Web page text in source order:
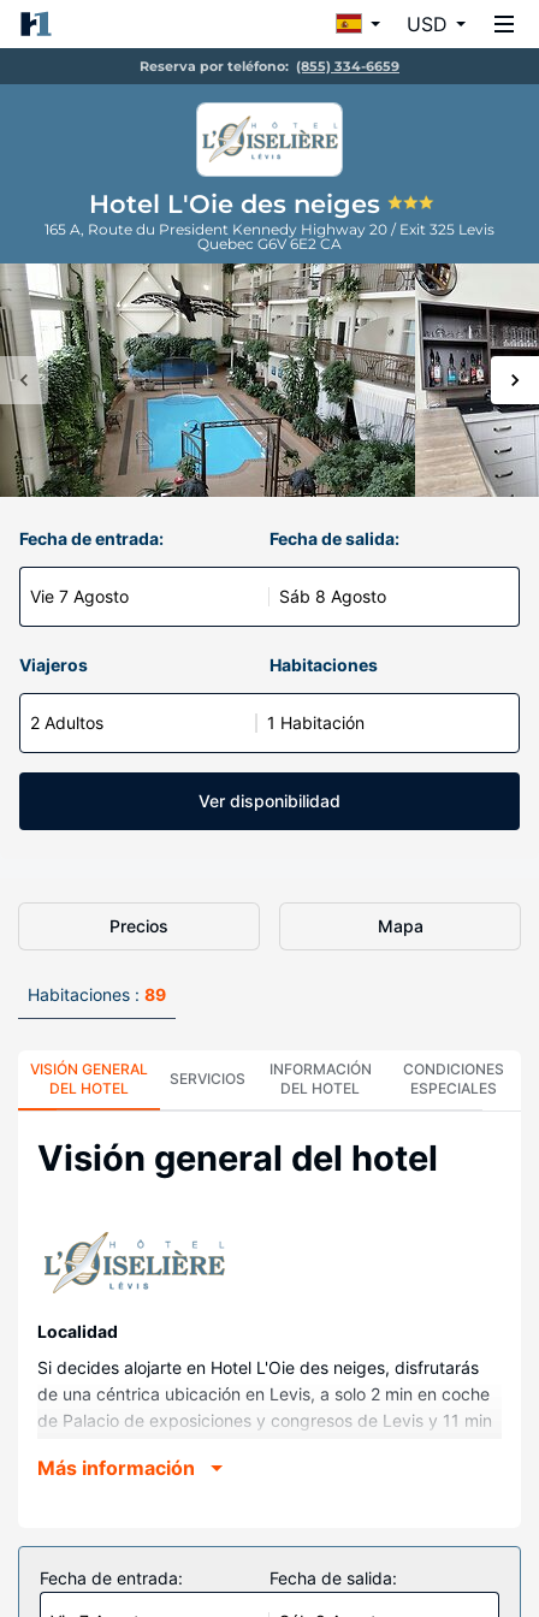
USD
Reserva por teléfono: (855) 334-6659
Hotel L'Oie des neiges
165 A, Route du President Kennedy Highway 20 / Exit 325 Levis
Quebec G6V 6E2CA
Fecha de entrada:
Vie 7 Agosto
Fecha de salida:
Sáb 8 Agosto
Viajeros Habitaciones
2 Adultos 1 Habitación
Ver disponibilidad
Precios Mapa
Habitaciones : 89
VISIÓN GENERAL
DEL HOTEL
SERVICIOS
INFORMACIÓN
DEL HOTEL
CONDICIONES
ESPECIALES
Visión general del hotel
Localidad
Si decides alojarte en Hotel L'Oie des neiges, disfrutarás
de una céntrica ubicación en Levis, a solo 2 min en coche
de Palacio de exposiciones y congresos de Levis y 11 min
5,7 km de Barrio Petit Champlain y a 5,8 km de Castillo de
Te sentirás como en tu propia casa en cualquiera de las 89
habitaciones con decoraciones diferentes, equipadas con
Más información
Fecha de entrada: Fecha de salida: